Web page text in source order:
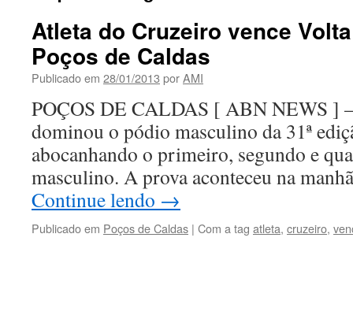
Atleta do Cruzeiro vence
Poços de Caldas
Publicado em 28/01/2013 porAMI
POÇOS DE CALDAS [ ABN NEWS ]
dominou o pódio masculino da 31ª
abocanhando o primeiro, segundo e
masculino. A prova aconteceu na
Continue lendo →
Publicado em Poços de Caldas | Com a tag atleta, cruzeiro,